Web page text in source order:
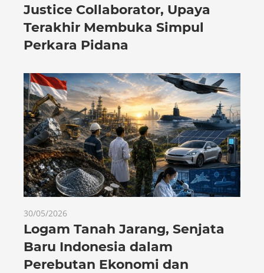
Justice Collaborator, Upaya
Terakhir Membuka Simpul
Perkara Pidana
30/05/2026
Logam Tanah Jarang, Senjata
Baru Indonesia dalam
Perebutan Ekonomi dan